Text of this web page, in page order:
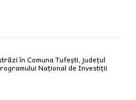
în Comuna Tufești, județul
Național de Investiții